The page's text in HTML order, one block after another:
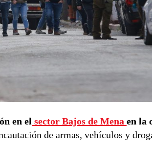
en el sector Bajos de Mena en la
de armas, vehículos y